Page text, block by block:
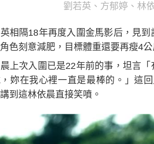
劉若英、方郁婷、林
相隔18年再度入圍金馬影后，見
色刻意減肥，目標體重還要再瘦4
上次入圍已是22年前的事，坦言
妳在我心裡一直是最棒的。」這
到這林依晨直接笑噴。